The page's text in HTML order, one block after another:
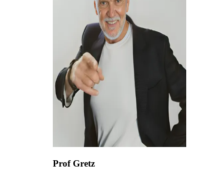
Prof Gretz